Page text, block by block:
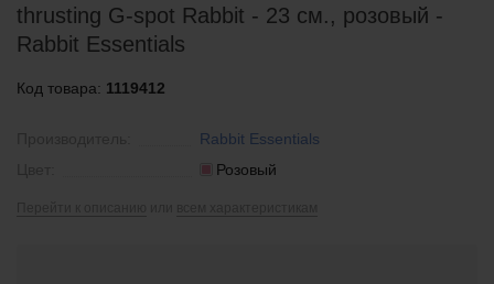
thrusting G-spot Rabbit - 23 см., розовый -
Rabbit Essentials
Код товара: 1119412
Rabbit Essentials
Розовый